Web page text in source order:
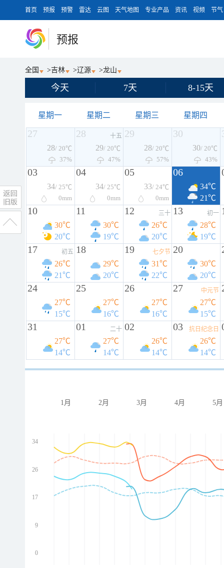
首页 预报 预警 雷达 云图 天气地图 专业产品 资讯 视频 节气
预报
全国 >吉林 >辽源 >龙山
今天 7天 8-15天
星期一 星期二 星期三 星期四
27
28/ 20℃
37%
28 十五
29/ 20℃
47%
29
28/ 20℃
57%
30
30/ 20℃
43%
03
34/ 25℃
0mm
04
34/ 25℃
0mm
05
33/ 24℃
0mm
06
34℃
21℃
10
30℃
20℃
11
30℃
19℃
12 三十
26℃
20℃
13 初一
28℃
19℃
17 初五
26℃
21℃
18
29℃
20℃
19 七夕节
31℃
22℃
20
30℃
20℃
24
27℃
15℃
25
27℃
16℃
26
27℃
16℃
27 中元节
27℃
15℃
31
27℃
14℃
01 二十
27℃
14℃
02
26℃
14℃
03 抗日纪念日
26℃
14℃
1月 2月 3月 4月 5月
34
26
17
9
0